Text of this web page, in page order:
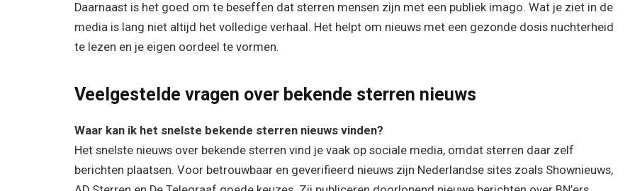
Daarnaast is het goed om te beseffen dat sterren mensen zijn met een publiek imago. Wat je ziet in de
media is lang niet altijd het volledige verhaal. Het helpt om nieuws met een gezonde dosis nuchterheid
te lezen en je eigen oordeel te vormen.
Veelgestelde vragen over bekende sterren nieuws
Waar kan ik het snelste bekende sterren nieuws vinden?
Het snelste nieuws over bekende sterren vind je vaak op sociale media, omdat sterren daar zelf
berichten plaatsen. Voor betrouwbaar en geverifieerd nieuws zijn Nederlandse sites zoals Shownieuws,